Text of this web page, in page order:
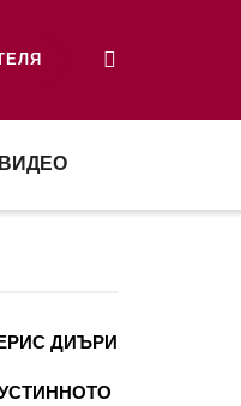
ВИДЕО
ДИЪРИ